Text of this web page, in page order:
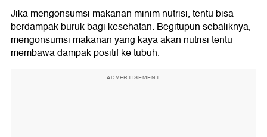
Jika mengonsumsi makanan minim nutrisi, tentu bisa
berdampak buruk bagi kesehatan. Begitupun sebaliknya,
mengonsumsi makanan yang kaya akan nutrisi tentu
membawa dampak positif ke tubuh.
ADVERTISEMENT